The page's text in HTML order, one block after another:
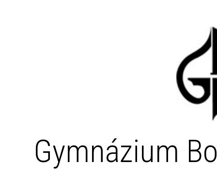
Gymnázium